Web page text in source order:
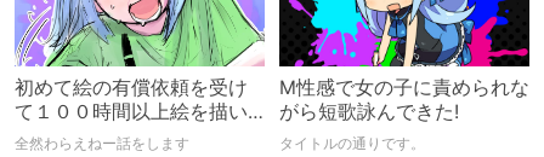
初めて絵の有償依頼を受け
て１００時間以上絵を描い
た話
全然わらえねー話をします
M性感で女の子に責められな
がら短歌詠んできた!
タイトルの通りです。